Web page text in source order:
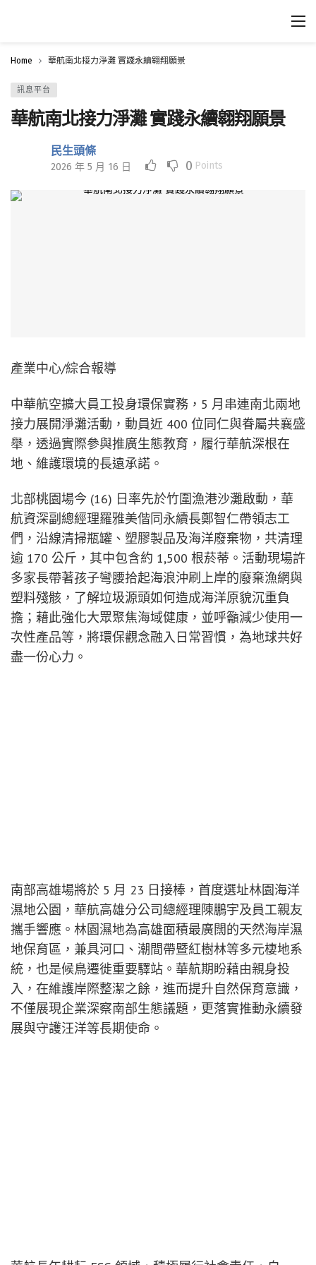
Home 華航南北接力淨灘 實踐永續翱翔願景
訊息平台
華航南北接力淨灘 實踐永續翱翔願景
民生頭條
2026 年 5 月 16 日 0 Points
產業中心/綜合報導
中華航空擴大員工投身環保實務，5 月串連南北兩地
接力展開淨灘活動，動員近 400 位同仁與眷屬共襄盛
舉，透過實際參與推廣生態教育，履行華航深根在
地、維護環境的長遠承諾。
北部桃園場今 (16) 日率先於竹圍漁港沙灘啟動，華
航資深副總經理羅雅美偕同永續長鄭智仁帶領志工
們，沿線清掃瓶罐、塑膠製品及海洋廢棄物，共清理
逾 170 公斤，其中包含約 1,500 根菸蒂。活動現場許
多家長帶著孩子彎腰拾起海浪沖刷上岸的廢棄漁網與
塑料殘骸，了解垃圾源頭如何造成海洋原貌沉重負
擔；藉此強化大眾聚焦海域健康，並呼籲減少使用一
次性產品等，將環保觀念融入日常習慣，為地球共好
盡一份心力。
南部高雄場將於 5 月 23 日接棒，首度選址林園海洋
濕地公園，華航高雄分公司總經理陳鵬宇及員工親友
攜手響應。林園濕地為高雄面積最廣闊的天然海岸濕
地保育區，兼具河口、潮間帶暨紅樹林等多元棲地系
統，也是候鳥遷徙重要驛站。華航期盼藉由親身投
入，在維護岸際整潔之餘，進而提升自然保育意識，
不僅展現企業深察南部生態議題，更落實推動永續發
展與守護汪洋等長期使命。